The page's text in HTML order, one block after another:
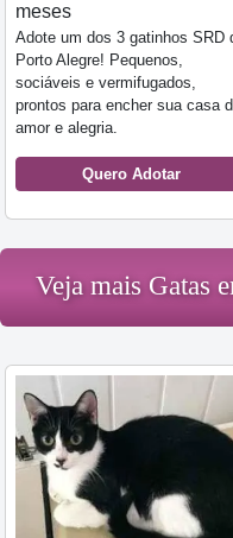
meses
Adote um dos 3 gatinhos SRD
Porto Alegre! Pequenos,
sociáveis e vermifugados,
prontos para encher sua casa
amor e alegria.
Quero Adotar
Veja mais Gatas